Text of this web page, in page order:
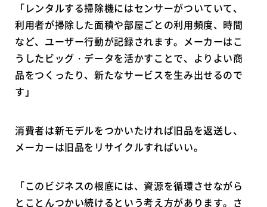
「レンタルする掃除機にはセンサーがついていて、
利用者が掃除した面積や部屋ごとの利用頻度、時間
など、ユーザー行動が記録されます。メーカーはこ
うしたビッグ・データを活かすことで、よりよい商
品をつくったり、新たなサービスを生み出せるので
す」
消費者は新モデルをつかいたければ旧品を返送し、
メーカーは旧品をリサイクルすればいい。
「このビジネスの根底には、資源を循環させながら
とことんつかい続けるという考え方があります。さ